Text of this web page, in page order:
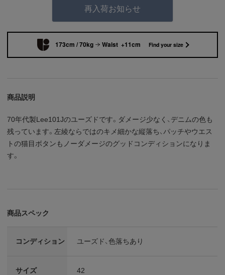
再入荷お知らせ
173cm / 70kg Waist +11cm Find your size
商品説明
70年代製Lee101Jのユーズドです。ダメージ少なく、デニムの色も
残っています。左綾ならではのキメ細かな縦落ち、パッチやウエス
トの猫目ボタンもノーダメージのグッドコンディションになりま
す。
商品スペック
コンディション ユーズド、色落ちあり
サイズ 42